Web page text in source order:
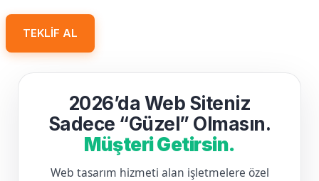
TEKLIF AL
2026’da Web Siteniz
Sadece “Güzel” Olmasın.
Müşteri Getirsin.
Web tasarım hizmeti alan işletmelere özel